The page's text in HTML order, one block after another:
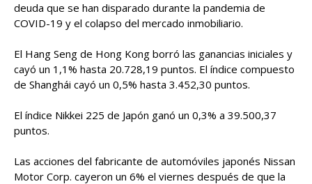
deuda que se han disparado durante la pandemia de
COVID-19 y el colapso del mercado inmobiliario.
El Hang Seng de Hong Kong borró las ganancias iniciales y
cayó un 1,1% hasta 20.728,19 puntos. El índice compuesto
de Shanghái cayó un 0,5% hasta 3.452,30 puntos.
El índice Nikkei 225 de Japón ganó un 0,3% a 39.500,37
puntos.
Las acciones del fabricante de automóviles japonés Nissan
Motor Corp. cayeron un 6% el viernes después de que la